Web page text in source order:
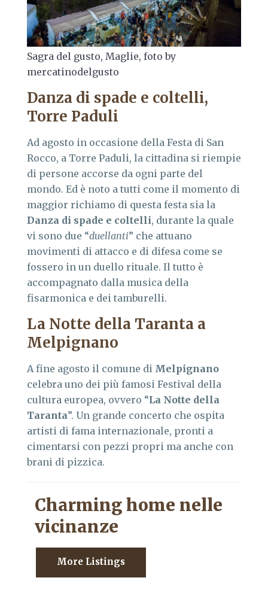
Sagra del gusto, Maglie, foto by
mercatinodelgusto
Danza di spade e coltelli,
Torre Paduli
Ad agosto in occasione della Festa di San
Rocco, a Torre Paduli, la cittadina si riempie
di persone accorse da ogni parte del
mondo. Ed è noto a tutti come il momento di
maggior richiamo di questa festa sia la
Danza di spade e coltelli, durante la quale
vi sono due “duellanti” che attuano
movimenti di attacco e di difesa come se
fossero in un duello rituale. Il tutto è
accompagnato dalla musica della
fisarmonica e dei tamburelli.
La Notte della Taranta a
Melpignano
A fine agosto il comune di Melpignano
celebra uno dei più famosi Festival della
cultura europea, ovvero “La Notte della
Taranta”. Un grande concerto che ospita
artisti di fama internazionale, pronti a
cimentarsi con pezzi propri ma anche con
brani di pizzica.
Charming home nelle
vicinanze
More Listings